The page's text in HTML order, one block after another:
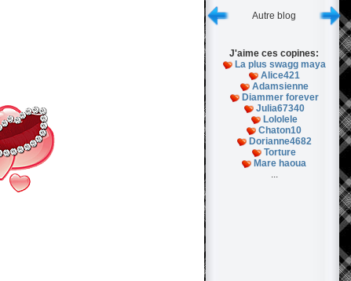
Autre blog
J'aime ces copines:
La plus swagg maya
Alice421
Adamsienne
Diammer forever
Julia67340
Lololele
Chaton10
Dorianne4682
Torture
Mare haoua
...